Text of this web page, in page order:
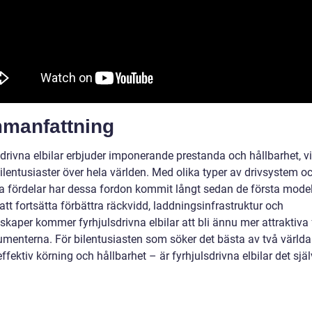
elbilar erbjuder imponerande prestanda och hållbarhet,
över hela världen. Med olika typer av drivsystem
fördelar har dessa fordon kommit långt sedan de första
fortsätta förbättra räckvidd, laddningsinfrastruktur och
kommer fyrhjulsdrivna elbilar att bli ännu mer attraktiva
För bilentusiasten som söker det bästa av två
körning och hållbarhet – är fyrhjulsdrivna elbilar det